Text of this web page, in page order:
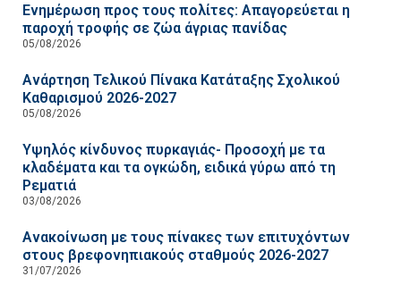
Ενημέρωση προς τους πολίτες: Απαγορεύεται η
παροχή τροφής σε ζώα άγριας πανίδας
05/08/2026
Ανάρτηση Τελικού Πίνακα Κατάταξης Σχολικού
Καθαρισμού 2026-2027
05/08/2026
Υψηλός κίνδυνος πυρκαγιάς- Προσοχή με τα
κλαδέματα και τα ογκώδη, ειδικά γύρω από τη
Ρεματιά
03/08/2026
Ανακοίνωση με τους πίνακες των επιτυχόντων
στους βρεφονηπιακούς σταθμούς 2026-2027
31/07/2026